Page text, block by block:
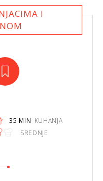
I
35 MIN KUHANJA
SREDNJE